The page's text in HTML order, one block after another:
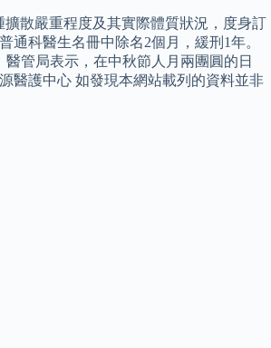
散嚴重程度及其實際體質狀況，度身訂
科醫生名冊中除名2個月，緩刑1年。
管局表示，在中秋節人月兩團圓的日
醫護中心 如發現本網站載列的資料並非